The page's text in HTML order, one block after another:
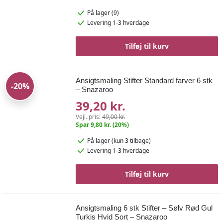
forholdsvis nemme med sort og grøn ansigtsmaling, Spiderman,
Ironman og en masse af de andre er lidt sværere, men ofte er
barnet meget mere tilfreds med resultatet, end den voksne
3. Lav et blomsteransigt. Dekorer ansigtet med smukke blomster
5. Tryl barnet eller den voksne om til et dyr.
6. Der er ingen grænser 🙂 Bare giv den gas med de vilde look,
lege tatoveringer osv. Kun fantasien sætter grænserne med
Billig ansigtsmaling
Hos Undermyroof.dk tilbyder vi altid ansigtsmaling til billige og
gode priser. Vi tilbyder et stort udvalg af kvalitets ansigtsmaling fra
Snazaroo, og vi sender lagervarer lynhurtigt.
På lager (9)
Levering 1-3 hverdage
Tilføj til kurv
-20%
Ansigtsmaling Stifter Standard farver 6 stk
– Snazaroo
39,20 kr.
Vejl. pris:49,00 kr.
Spar 9,80 kr. (20%)
På lager(kun 3 tilbage)
Levering 1-3 hverdage
Tilføj til kurv
Ansigtsmaling 6 stk Stifter – Sølv Rød Gul
Turkis Hvid Sort – Snazaroo